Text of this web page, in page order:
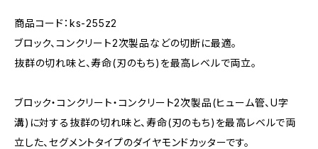
商品コード：ks-255z2
ブロック、コンクリート2次製品などの切断に最適。
抜群の切れ味と、寿命(刃のもち)を最高レベルで両立。
ブロック・コンクリート・コンクリート2次製品(ヒューム管、U字
溝)に対する抜群の切れ味と、寿命(刃のもち)を最高レベルで両
立した、セグメントタイプのダイヤモンドカッターです。